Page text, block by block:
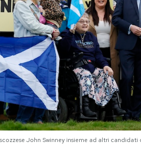
John Swinney insieme ad altri